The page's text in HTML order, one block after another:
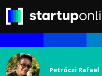
Petróczi Rafael